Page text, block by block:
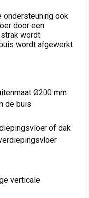
ondersteuning ook
door een
wordt
wordt afgewerkt
Ø200 mm
de buis
of dak
verticale